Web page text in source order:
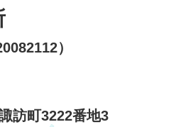
）
訪町3222番地3